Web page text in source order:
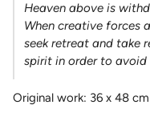
Heaven above is
When creative forces
seek retreat and take
spirit in order to
Original work: 36 x 48 cm